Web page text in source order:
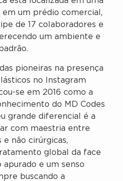
em um prédio comercial,
de 17 colaboradores e
um ambiente e
pioneiras na presença
no Instagram
se em 2016 como a
do MD Codes
grande diferencial é a
com maestria entre
e não cirúrgicas,
global da face
e um senso
buscando a